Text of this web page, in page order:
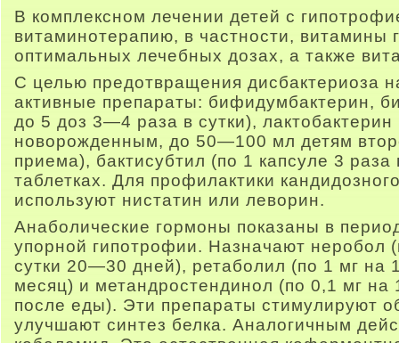
В комплексном лечении детей с
витаминотерапию, в частности, витамины
оптимальных лечебных дозах, а также
С целью предотвращения дисбактериоза
активные препараты: бифидумбактерин,
до 5 доз 3—4 раза в сутки),
новорожденным, до 50—100 мл детям
приема), бактисубтил (по 1 капсуле 3 раза
таблетках. Для профилактики
используют нистатин или леворин.
Анаболические гормоны показаны в
упорной гипотрофии. Назначают неробол
сутки 20—30 дней), ретаболил (по 1 мг на
месяц) и метандростендинол (по 0,1 мг на
после еды). Эти препараты стимулируют
улучшают синтез белка. Аналогичным